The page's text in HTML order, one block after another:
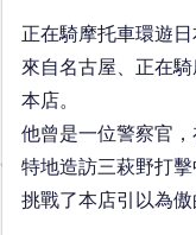
正在騎摩托車環遊
來自名古屋、正在
本店。
他曾是一位警察官
特地造訪三萩野打擊
挑戰了本店引以為傲